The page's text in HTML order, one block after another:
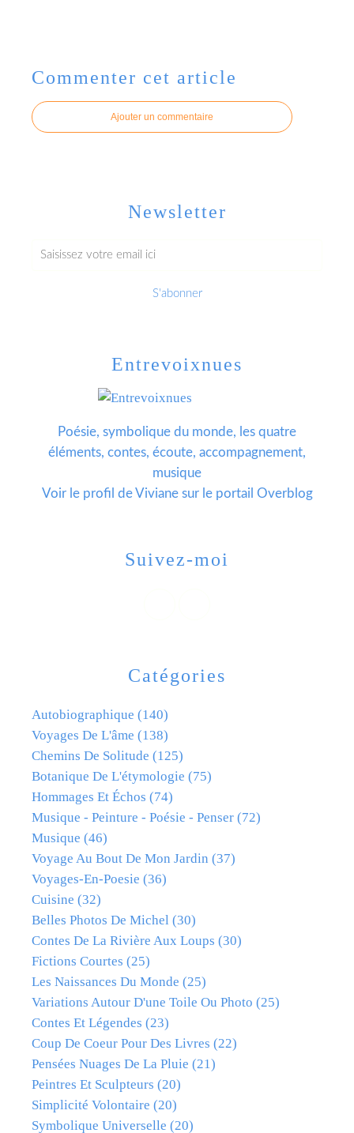
Commenter cet article
Ajouter un commentaire
Newsletter
Catégories
Autobiographique (140)
Voyages De L'âme (138)
Chemins De Solitude (125)
Botanique De L'étymologie (75)
Hommages Et Échos (74)
Musique - Peinture - Poésie - Penser (72)
Musique (46)
Voyage Au Bout De Mon Jardin (37)
Voyages-En-Poesie (36)
Cuisine (32)
Belles Photos De Michel (30)
Contes De La Rivière Aux Loups (30)
Fictions Courtes (25)
Les Naissances Du Monde (25)
Variations Autour D'une Toile Ou Photo (25)
Contes Et Légendes (23)
Coup De Coeur Pour Des Livres (22)
Pensées Nuages De La Pluie (21)
Peintres Et Sculpteurs (20)
Simplicité Volontaire (20)
Symbolique Universelle (20)
Entrevoixnues
Poésie, symbolique du monde, les quatre
éléments, contes, écoute, accompagnement,
musique
Voir le profil deVivianesur le portail Overblog
Suivez-moi